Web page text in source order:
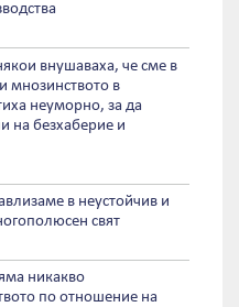
внушаваха, че сме в
мнозинството в
неуморно, за да
на безхаберие и
в неустойчив и
свят
никакво
по отношение на